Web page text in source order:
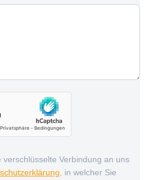
Verbindung an uns
, in welcher Sie